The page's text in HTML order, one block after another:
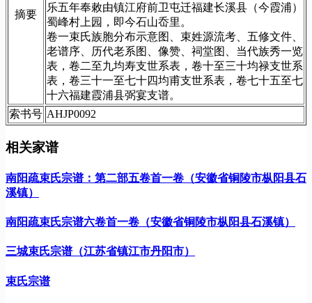
摘要
乐五年奉敕由镇江府前卫屯迁福建长溪县（今霞浦）
蜀峰村上园，即今石山岙里。
卷一束氏族胞分布示意图、束姓源流考、五修文件、
老谱序、历代老系图、像赞、祠堂图、当代族秀一览
表，卷二至九均寿支世系表，卷十至三十均禄支世系
表，卷三十一至七十四均甫支世系表，卷七十五至七
十六福建霞浦县弼宴支谱。
索书号 AHJP0092
相关家谱
南阳疏束氏宗谱：第二部五卷首一卷（安徽省铜陵市枞阳县石
溪镇）
南阳疏束氏宗谱六卷首一卷（安徽省铜陵市枞阳县石溪镇）
三城束氏宗谱（江苏省镇江市丹阳市）
束氏宗谱